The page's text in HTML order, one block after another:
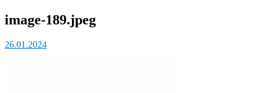
image-189.jpeg
26.01.2024